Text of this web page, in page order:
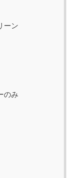
ーン
のみ